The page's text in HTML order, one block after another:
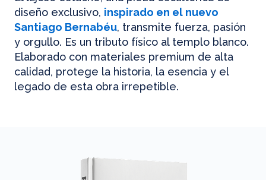
diseño exclusivo, inspirado en el nuevo
Santiago Bernabéu, transmite fuerza, pasión
y orgullo. Es un tributo físico al templo blanco.
Elaborado con materiales premium de alta
calidad, protege la historia, la esencia y el
legado de esta obra irrepetible.